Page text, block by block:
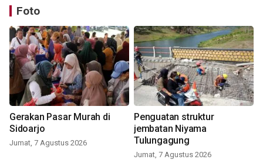
Foto
Gerakan Pasar Murah di
Sidoarjo
Jumat, 7 Agustus 2026
Penguatan struktur
jembatan Niyama
Tulungagung
Jumat, 7 Agustus 2026